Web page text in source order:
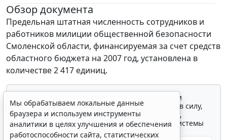
Обзор документа
Предельная штатная численность сотрудников и
работников милиции общественной безопасности
Смоленской области, финансируемая за счет средств
областного бюджета на 2007 год, установлена в
количестве 2 417 единиц.
Для просмотра актуального текста документа и
получения полной информации о вступлении в силу,
изменениях и порядке применения документа,
воспользуйтесь поиском в Интернет-версии системы
ГАРАНТ:
Мы обрабатываем локальные данные
браузера и используем инструменты
аналитики в целях улучшения и обеспечения
работоспособности сайта, статистических